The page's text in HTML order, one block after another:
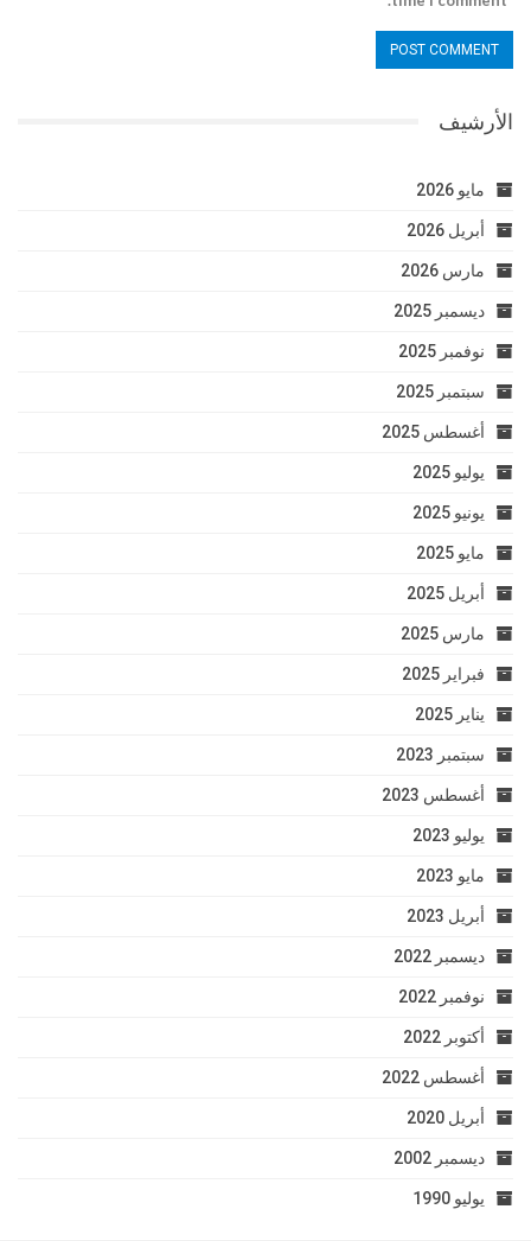
الأرشيف
مايو 2026
أبريل 2026
مارس 2026
ديسمبر 2025
نوفمبر 2025
سبتمبر 2025
أغسطس 2025
يوليو 2025
يونيو 2025
مايو 2025
أبريل 2025
مارس 2025
فبراير 2025
يناير 2025
سبتمبر 2023
أغسطس 2023
يوليو 2023
مايو 2023
أبريل 2023
ديسمبر 2022
نوفمبر 2022
أكتوبر 2022
أغسطس 2022
أبريل 2020
ديسمبر 2002
يوليو 1990